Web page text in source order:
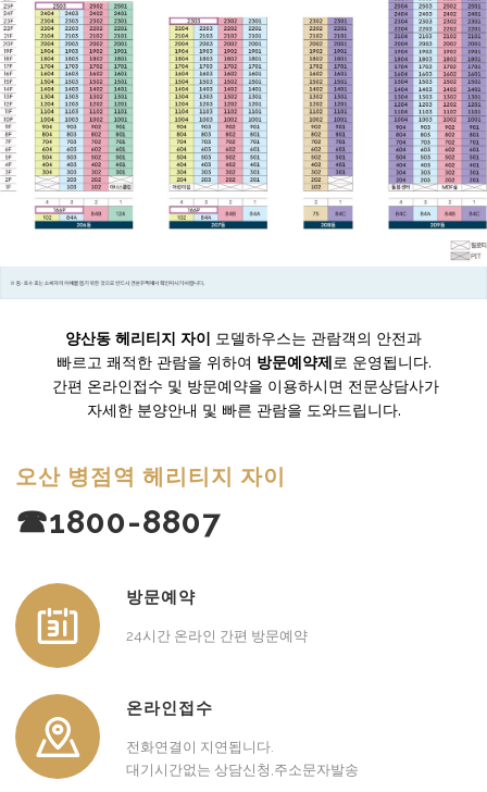
양산동 헤리티지 자이 모델하우스는 관람객의 안전과
빠르고 쾌적한 관람을 위하여 방문예약제로 운영됩니다.
간편 온라인접수 및 방문예약을 이용하시면 전문상담사가
자세한 분양안내 및 빠른 관람을 도와드립니다.
오산 병점역 헤리티지 자이
☎1800-8807
방문예약
24시간 온라인 간편 방문예약
온라인접수
전화연결이 지연됩니다.
대기시간없는 상담신청,주소문자발송